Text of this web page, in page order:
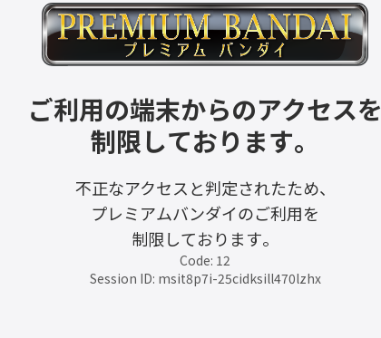
ご利用の端末からのアクセスを
制限しております。
不正なアクセスと判定されたため、
プレミアムバンダイのご利用を
制限しております。
Code: 12
Session ID: msit8p7i-25cidksill470lzhx